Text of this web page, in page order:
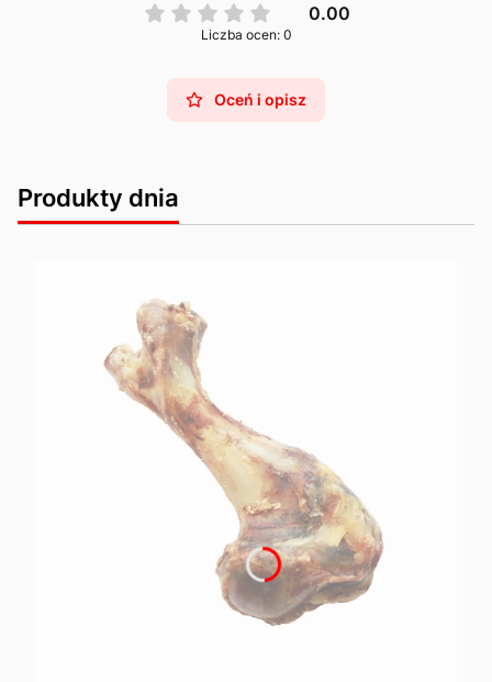
0.00
Liczba ocen: 0
Oceń i opisz
Produkty dnia